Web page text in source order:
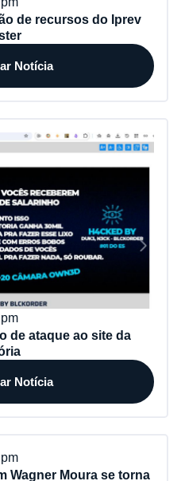
de recursos do Iprev
Notícia
de ataque ao site da
Notícia
Wagner Moura se torna